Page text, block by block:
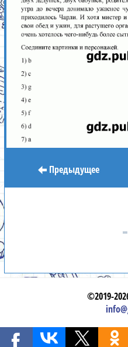
Предыдущее
©2019-